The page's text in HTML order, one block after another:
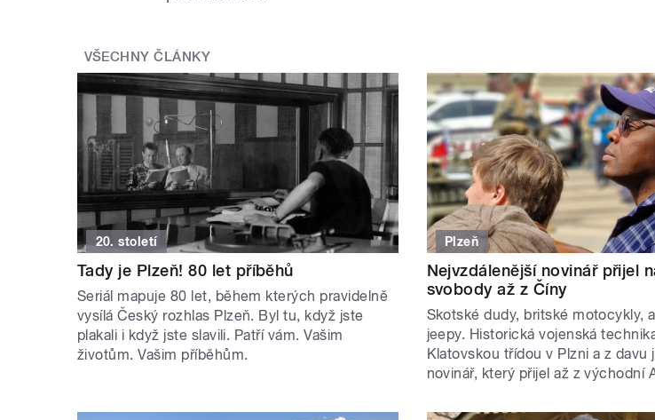
VŠECHNY ČLÁNKY
20. století
Tady je Plzeň! 80 let příběhů
Seriál mapuje 80 let, během kterých pravidelně
vysílá Český rozhlas Plzeň. Byl tu, když jste
plakali i když jste slavili. Patří vám. Vašim
životům. Vašim příběhům.
Plzeň
Nejvzdálenější novinář přijel
svobody až z Číny
Skotské dudy, britské motocykly,
jeepy. Historická vojenská
Klatovskou třídou v Plzni a z davu
novinář, který přijel až z východní